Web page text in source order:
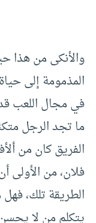
والأنكى من هذا
المذمومة إلى
في مجال اللعب
ما تجد الرجل
الفريق كان من
فلان، من الأولى
الطريقة تلك،
يتكلم من لا